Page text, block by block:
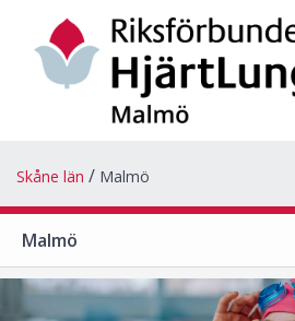
Skåne län Malmö
Malmö